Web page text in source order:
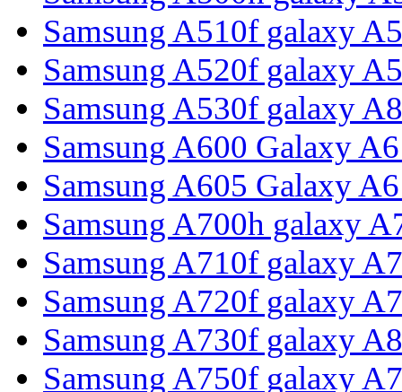
Samsung A510f galaxy
Samsung A520f galaxy
Samsung A530f galaxy
Samsung A600 Galaxy
Samsung A605 Galaxy
Samsung A700h galaxy
Samsung A710f galaxy
Samsung A720f galaxy
Samsung A730f galaxy
Samsung A750f galaxy